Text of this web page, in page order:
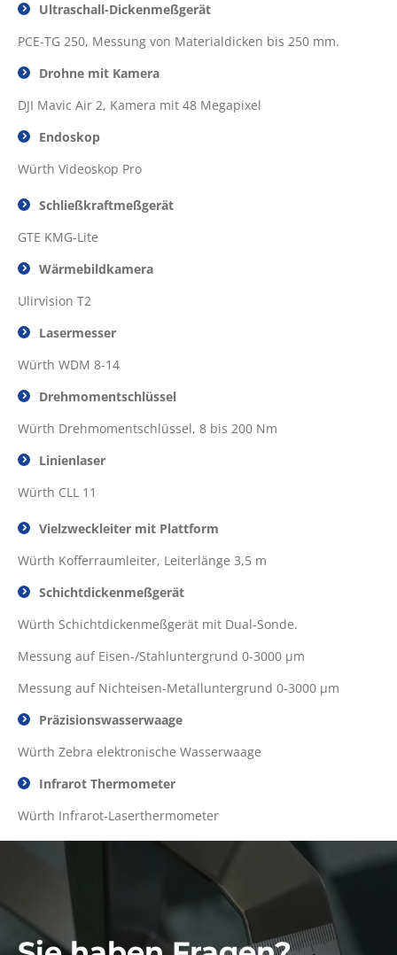
Ultraschall-Dickenmeßgerät
PCE-TG 250, Messung von Materialdicken bis 250 mm.
Drohne mit Kamera
DJI Mavic Air 2, Kamera mit 48 Megapixel
Endoskop
Würth Videoskop Pro
Schließkraftmeßgerät
GTE KMG-Lite
Wärmebildkamera
Ulirvision T2
Lasermesser
Würth WDM 8-14
Drehmomentschlüssel
Würth Drehmomentschlüssel, 8 bis 200 Nm
Linienlaser
Würth CLL 11
Vielzweckleiter mit Plattform
Würth Kofferraumleiter, Leiterlänge 3,5 m
Schichtdickenmeßgerät
Würth Schichtdickenmeßgerät mit Dual-Sonde.
Messung auf Eisen-/Stahluntergrund 0-3000 µm
Messung auf Nichteisen-Metalluntergrund 0-3000 µm
Präzisionswasserwaage
Würth Zebra elektronische Wasserwaage
Infrarot Thermometer
Würth Infrarot-Laserthermometer